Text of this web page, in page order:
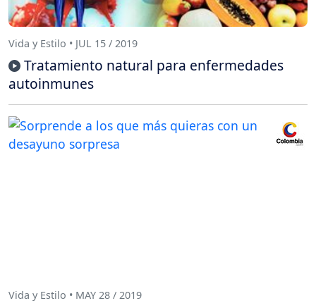
Vida y Estilo • JUL 15 / 2019
Tratamiento natural para enfermedades
autoinmunes
Vida y Estilo • MAY 28 / 2019